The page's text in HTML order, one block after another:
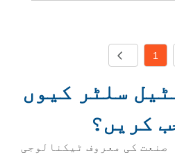
1
سلٹر کیوں
کریں؟
صنعت کی معروف ٹیکنالوجی